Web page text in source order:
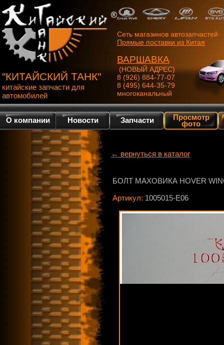
"КИТАЙСКИЙ ТАНК"
китайские запчасти для
автомобилей
Сеть магазинов автозапчастей
Прямые поставки из Китая
ВАРШАВКА
(НОВЫЙ АДРЕС)
8 (926) 884-77-07
8 (495) 644-35-79
многоканальный
О компании Новости Запчасти Просмотр
фото
← вернуться в каталог
БОЛТ МАХОВИКА HOVER
Артикул: 1005015-E06